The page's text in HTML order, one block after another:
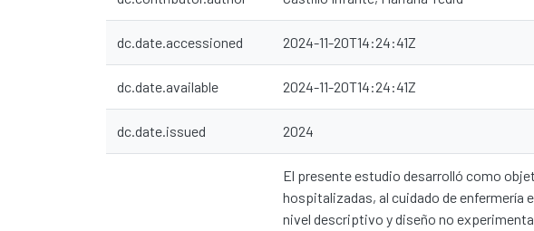
dc.date.accessioned 2024-11-20T14:24:41Z
dc.date.available 2024-11-20T14:24:41Z
dc.date.issued 2024
El presente estudio desarrolló como
hospitalizadas, al cuidado de enfermería
nivel descriptivo y diseño no